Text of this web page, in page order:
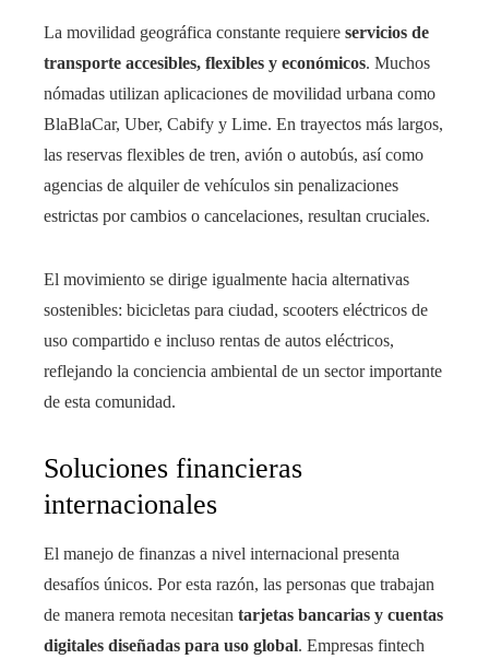
La movilidad geográfica constante requiere servicios de
transporte accesibles, flexibles y económicos. Muchos
nómadas utilizan aplicaciones de movilidad urbana como
BlaBlaCar, Uber, Cabify y Lime. En trayectos más largos,
las reservas flexibles de tren, avión o autobús, así como
agencias de alquiler de vehículos sin penalizaciones
estrictas por cambios o cancelaciones, resultan cruciales.
El movimiento se dirige igualmente hacia alternativas
sostenibles: bicicletas para ciudad, scooters eléctricos de
uso compartido e incluso rentas de autos eléctricos,
reflejando la conciencia ambiental de un sector importante
de esta comunidad.
Soluciones financieras
internacionales
El manejo de finanzas a nivel internacional presenta
desafíos únicos. Por esta razón, las personas que trabajan
de manera remota necesitan tarjetas bancarias y cuentas
digitales diseñadas para uso global. Empresas fintech